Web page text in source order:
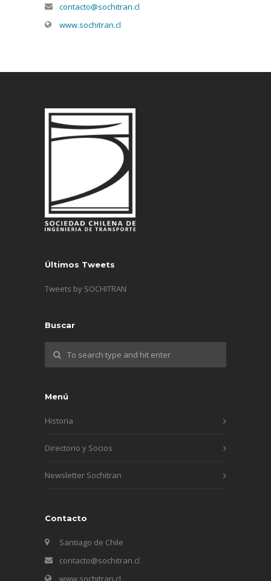
contacto@sochitran.cl
www.sochitran.cl
Últimos Tweets
Tweets by SOCHITRAN
Buscar
Menú
Historia
Directorio y Socios
Newsletter Sochitran
Contacto
Santiago de Chile
contacto@sochitran.cl
www.sochitran.cl